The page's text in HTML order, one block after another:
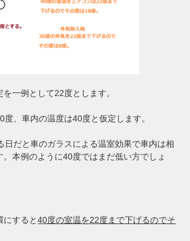
一例として22度とします。
度、車内の温度は40度と仮定します。
日だと車のガラスによる温室効果で車内は相
。本例のように40度ではまだ低い方でしょ
にすると40度の室温を22度まで下げるのでそ